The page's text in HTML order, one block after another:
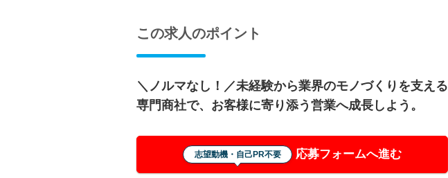
この求人のポイント
＼ノルマなし！／未経験から業界のモノづくりを支える
専門商社で、お客様に寄り添う営業へ成長しよう。
志望動機・自己PR不要 応募フォームへ進む